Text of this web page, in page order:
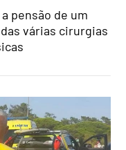
pensão de um
várias cirurgias